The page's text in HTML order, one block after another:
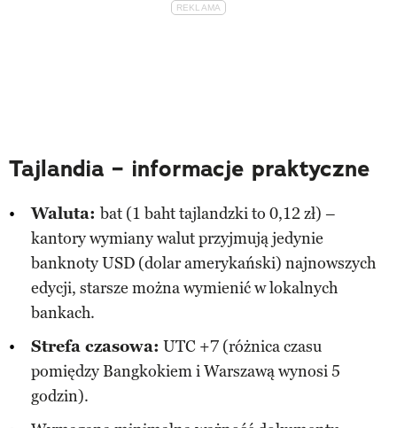
Tajlandia – informacje praktyczne
Waluta: bat (1 baht tajlandzki to 0,12 zł) –
kantory wymiany walut przyjmują jedynie
banknoty USD (dolar amerykański) najnowszych
edycji, starsze można wymienić w lokalnych
bankach.
Strefa czasowa: UTC +7 (różnica czasu
pomiędzy Bangkokiem i Warszawą wynosi 5
godzin).